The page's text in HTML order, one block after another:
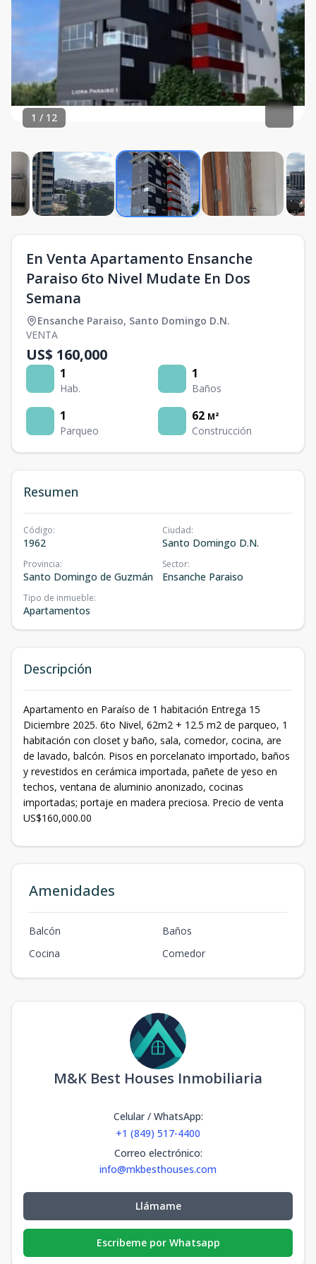
1 / 12
En Venta Apartamento Ensanche
Paraiso 6to Nivel Mudate En Dos
Semana
Ensanche Paraiso, Santo Domingo D.N.
VENTA
US$ 160,000
1
Hab.
1
Baños
1
Parqueo
62 M²
Construcción
Resumen
Código:
1962
Ciudad:
Santo Domingo D.N.
Provincia:
Santo Domingo de Guzmán
Sector:
Ensanche Paraiso
Tipo de inmueble:
Apartamentos
Descripción
Apartamento en Paraíso de 1 habitación Entrega 15
Diciembre 2025. 6to Nivel, 62m2 + 12.5 m2 de parqueo, 1
habitación con closet y baño, sala, comedor, cocina, are
de lavado, balcón. Pisos en porcelanato importado, baños
y revestidos en cerámica importada, pañete de yeso en
techos, ventana de aluminio anonizado, cocinas
importadas; portaje en madera preciosa. Precio de venta
US$160,000.00
Amenidades
Balcón
Baños
Cocina
Comedor
M&K Best Houses Inmobiliaria
Celular / WhatsApp:
+1 (849) 517-4400
Correo electrónico:
info@mkbesthouses.com
Llámame
Escribeme por Whatsapp